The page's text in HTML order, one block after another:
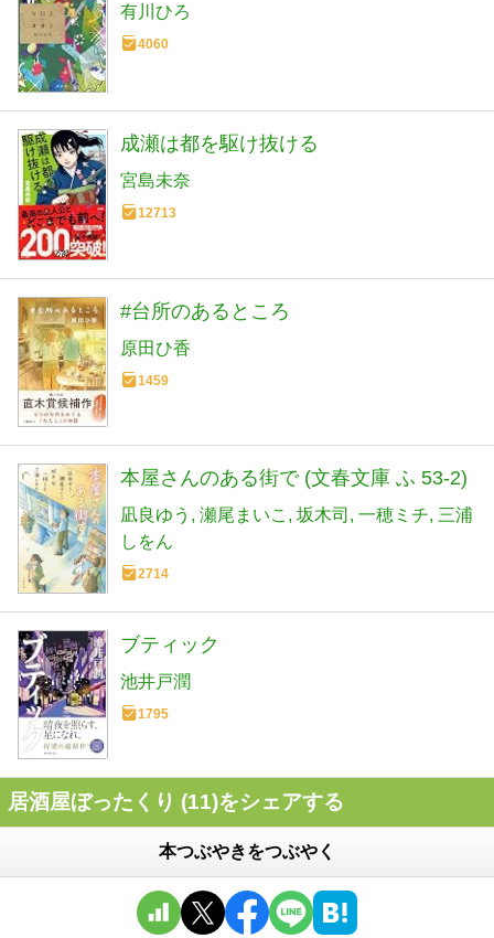
有川ひろ
4060
成瀬は都を駆け抜ける
宮島未奈
12713
#台所のあるところ
原田ひ香
1459
本屋さんのある街で (文春文庫 ふ 53-2)
凪良ゆう 瀬尾まいこ 坂木司 一穂ミチ 三浦
しをん
2714
ブティック
池井戸潤
1795
居酒屋ぼったくり (11)をシェアする
本つぶやきをつぶやく